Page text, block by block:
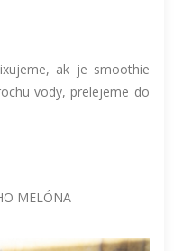
ak je smoothie
vody, prelejeme do
MELÓNA